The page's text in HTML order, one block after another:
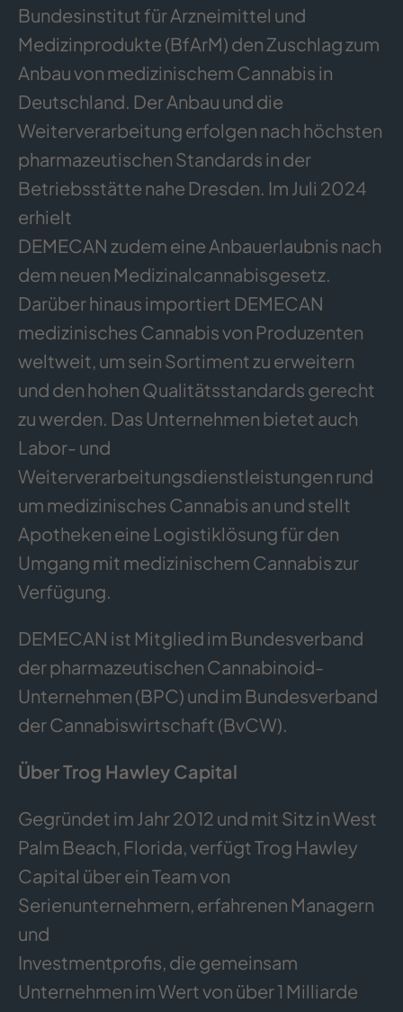
Bundesinstitut für Arzneimittel und
Medizinprodukte (BfArM) den Zuschlag zum
Anbau von medizinischem Cannabis in
Deutschland. Der Anbau und die
Weiterverarbeitung erfolgen nach höchsten
pharmazeutischen Standards in der
Betriebsstätte nahe Dresden. Im Juli 2024
erhielt
DEMECAN zudem eine Anbauerlaubnis nach
dem neuen Medizinalcannabisgesetz.
Darüber hinaus importiert DEMECAN
medizinisches Cannabis von Produzenten
weltweit, um sein Sortiment zu erweitern
und den hohen Qualitätsstandards gerecht
zu werden. Das Unternehmen bietet auch
Labor- und
Weiterverarbeitungsdienstleistungen rund
um medizinisches Cannabis an und stellt
Apotheken eine Logistiklösung für den
Umgang mit medizinischem Cannabis zur
Verfügung.
DEMECAN ist Mitglied im Bundesverband
der pharmazeutischen Cannabinoid-
Unternehmen (BPC) und im Bundesverband
der Cannabiswirtschaft (BvCW).
Über Trog Hawley Capital
Gegründet im Jahr 2012 und mit Sitz in West
Palm Beach, Florida, verfügt Trog Hawley
Capital über ein Team von
Serienunternehmern, erfahrenen Managern
und
Investmentprofis, die gemeinsam
Unternehmen im Wert von über 1 Milliarde